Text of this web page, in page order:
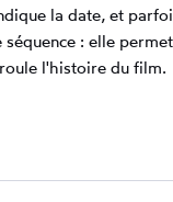
la date, et
séquence : elle
l'histoire du film.